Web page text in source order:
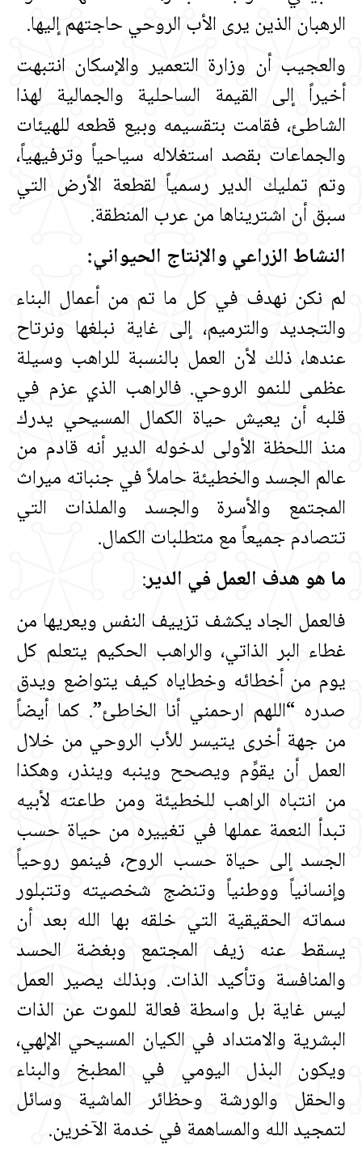
الرهبان الذين يرى الأب الروحي حاجتهم إليها‏.‏
والعجيب أن وزارة التعمير والإسكان انتبهت
أخيراً إلى القيمة الساحلية والجمالية لهذا
الشاطئ، فقامت بتقسيمه وبيع قطعه للهيئات
والجماعات بقصد استغلاله سياحياً وترفيهياً،
وتم تمليك الدير رسمياً لقطعة الأرض التي
سبق أن اشتريناها من عرب المنطقة‏.‏
النشاط الزراعي والإنتاج الحيواني‏:‏
لم نكن نهدف في كل ما تم من أعمال البناء
والتجديد والترميم، إلى غاية نبلغها ونرتاح
عندها، ذلك لأن العمل بالنسبة للراهب وسيلة
عظمى للنمو الروحي‏.‏ فالراهب الذي عزم في
قلبه أن يعيش حياة الكمال المسيحي يدرك
منذ اللحظة الأولى لدخوله الدير أنه قادم من
عالم الجسد والخطيئة حاملاً في جنباته ميراث
المجتمع والأسرة والجسد والملذات التي
تتصادم جميعاً مع متطلبات الكمال‏.‏
ما هو هدف العمل في الدير‏:‏
فالعمل الجاد يكشف تزييف النفس ويعريها من
غطاء البر الذاتي، والراهب الحكيم يتعلم كل
يوم من أخطائه وخطاياه كيف يتواضع ويدق
صدره “اللهم ارحمني أنا الخاطئ”‏.‏ كما أيضاً
من جهة أخرى يتيسر للأب الروحي من خلال
العمل أن يقوِّم ويصحح وينبه وينذر، وهكذا
من انتباه الراهب للخطيئة ومن طاعته لأبيه
تبدأ النعمة عملها في تغييره من حياة حسب
الجسد إلى حياة حسب الروح، فينمو روحياً
وإنسانياً ووطنياً وتنضج شخصيته وتتبلور
سماته الحقيقية التي خلقه بها الله بعد أن
يسقط عنه زيف المجتمع وبغضة الحسد
والمنافسة وتأكيد الذات‏.‏ وبذلك يصير العمل
ليس غاية بل واسطة فعالة للموت عن الذات
البشرية والامتداد في الكيان المسيحي الإلهي،
ويكون البذل اليومي في المطبخ والبناء
والحقل والورشة وحظائر الماشية وسائل
لتمجيد الله والمساهمة في خدمة الآخرين‏.‏